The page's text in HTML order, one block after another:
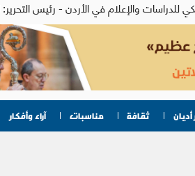
أديان ثقافة مناسبات آراء وأفكار